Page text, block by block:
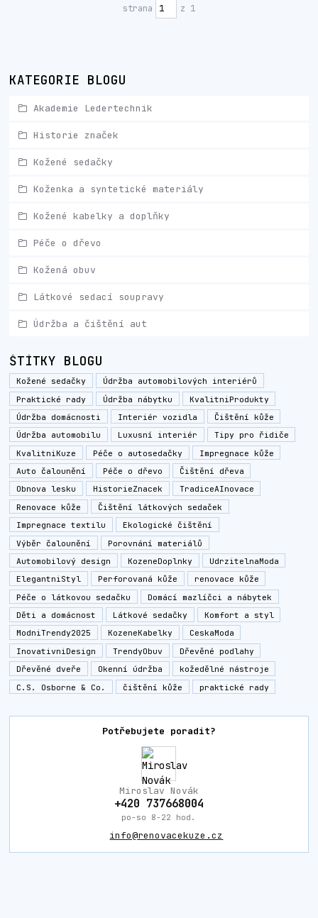
KATEGORIE BLOGU
Akademie Ledertechnik
Historie značek
Kožené sedačky
Koženka a syntetické materiály
Kožené kabelky a doplňky
Péče o dřevo
Kožená obuv
Látkové sedací soupravy
Údržba a čištění aut
ŠTÍTKY BLOGU
Kožené sedačky
Údržba automobilových interiérů
Praktické rady
Údržba nábytku
KvalitniProdukty
Údržba domácnosti
Interiér vozidla
Čištění kůže
Údržba automobilu
Luxusní interiér
Tipy pro řidiče
KvalitniKuze
Péče o autosedačky
Impregnace kůže
Auto čalounění
Péče o dřevo
Čištění dřeva
Obnova lesku
HistorieZnacek
TradiceAInovace
Renovace kůže
Čištění látkových sedaček
Impregnace textilu
Ekologické čištění
Výběr čalounění
Porovnání materiálů
Automobilový design
KozeneDoplnky
UdrzitelnaModa
ElegantniStyl
Perforovaná kůže
renovace kůže
Péče o látkovou sedačku
Domácí mazlíčci a nábytek
Děti a domácnost
Látkové sedačky
Komfort a styl
ModniTrendy2025
KozeneKabelky
CeskaModa
InovativniDesign
TrendyObuv
Dřevěné podlahy
Dřevěné dveře
Okenní údržba
kožedělné nástroje
C.S. Osborne & Co.
čištění kůže praktické rady
Potřebujete poradit?
Miroslav Novák
+420 737668004
po-so 8-22 hod.
info@renovacekuze.cz
strana z 1